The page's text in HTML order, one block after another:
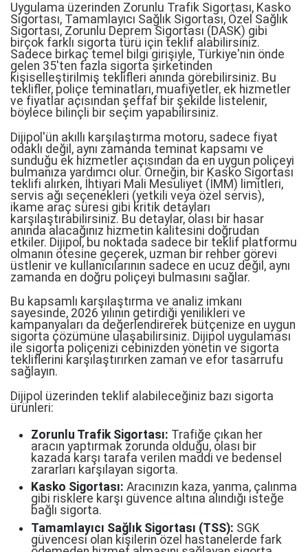
Uygulama üzerinden Zorunlu Trafik Sigortası, Kasko
Sigortası, Tamamlayıcı Sağlık Sigortası, Özel Sağlık
Sigortası, Zorunlu Deprem Sigortası (DASK) gibi
birçok farklı sigorta türü için teklif alabilirsiniz.
Sadece birkaç temel bilgi girişiyle, Türkiye'nin önde
gelen 35'ten fazla sigorta şirketinden
kişiselleştirilmiş teklifleri anında görebilirsiniz. Bu
teklifler, poliçe teminatları, muafiyetler, ek hizmetler
ve fiyatlar açısından şeffaf bir şekilde listelenir,
böylece bilinçli bir seçim yapabilirsiniz.
Dijipol'ün akıllı karşılaştırma motoru, sadece fiyat
odaklı değil, aynı zamanda teminat kapsamı ve
sunduğu ek hizmetler açısından da en uygun poliçeyi
bulmanıza yardımcı olur. Örneğin, bir Kasko Sigortası
teklifi alırken, İhtiyari Mali Mesuliyet (İMM) limitleri,
servis ağı seçenekleri (yetkili veya özel servis),
ikame araç süresi gibi kritik detayları
karşılaştırabilirsiniz. Bu detaylar, olası bir hasar
anında alacağınız hizmetin kalitesini doğrudan
etkiler. Dijipol, bu noktada sadece bir teklif platformu
olmanın ötesine geçerek, uzman bir rehber görevi
üstlenir ve kullanıcılarının sadece en ucuz değil, aynı
zamanda en doğru poliçeyi bulmasını sağlar.
Bu kapsamlı karşılaştırma ve analiz imkanı
sayesinde, 2026 yılının getirdiği yenilikleri ve
kampanyaları da değerlendirerek bütçenize en uygun
sigorta çözümüne ulaşabilirsiniz. Dijipol uygulaması
ile sigorta poliçenizi cebinizden yönetin ve sigorta
tekliflerini karşılaştırırken zaman ve efor tasarrufu
sağlayın.
Dijipol üzerinden teklif alabileceğiniz bazı sigorta
ürünleri:
Zorunlu Trafik Sigortası: Trafiğe çıkan her
aracın yaptırmak zorunda olduğu, olası bir
kazada karşı tarafa verilen maddi ve bedensel
zararları karşılayan sigorta.
Kasko Sigortası: Aracınızın kaza, yanma, çalınma
gibi risklere karşı güvence altına alındığı isteğe
bağlı sigorta.
Tamamlayıcı Sağlık Sigortası (TSS): SGK
güvencesi olan kişilerin özel hastanelerde fark